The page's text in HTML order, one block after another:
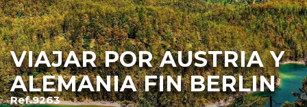
VIAJAR POR AUSTRIA Y
ALEMANIA FIN BERLIN
Ref.9263